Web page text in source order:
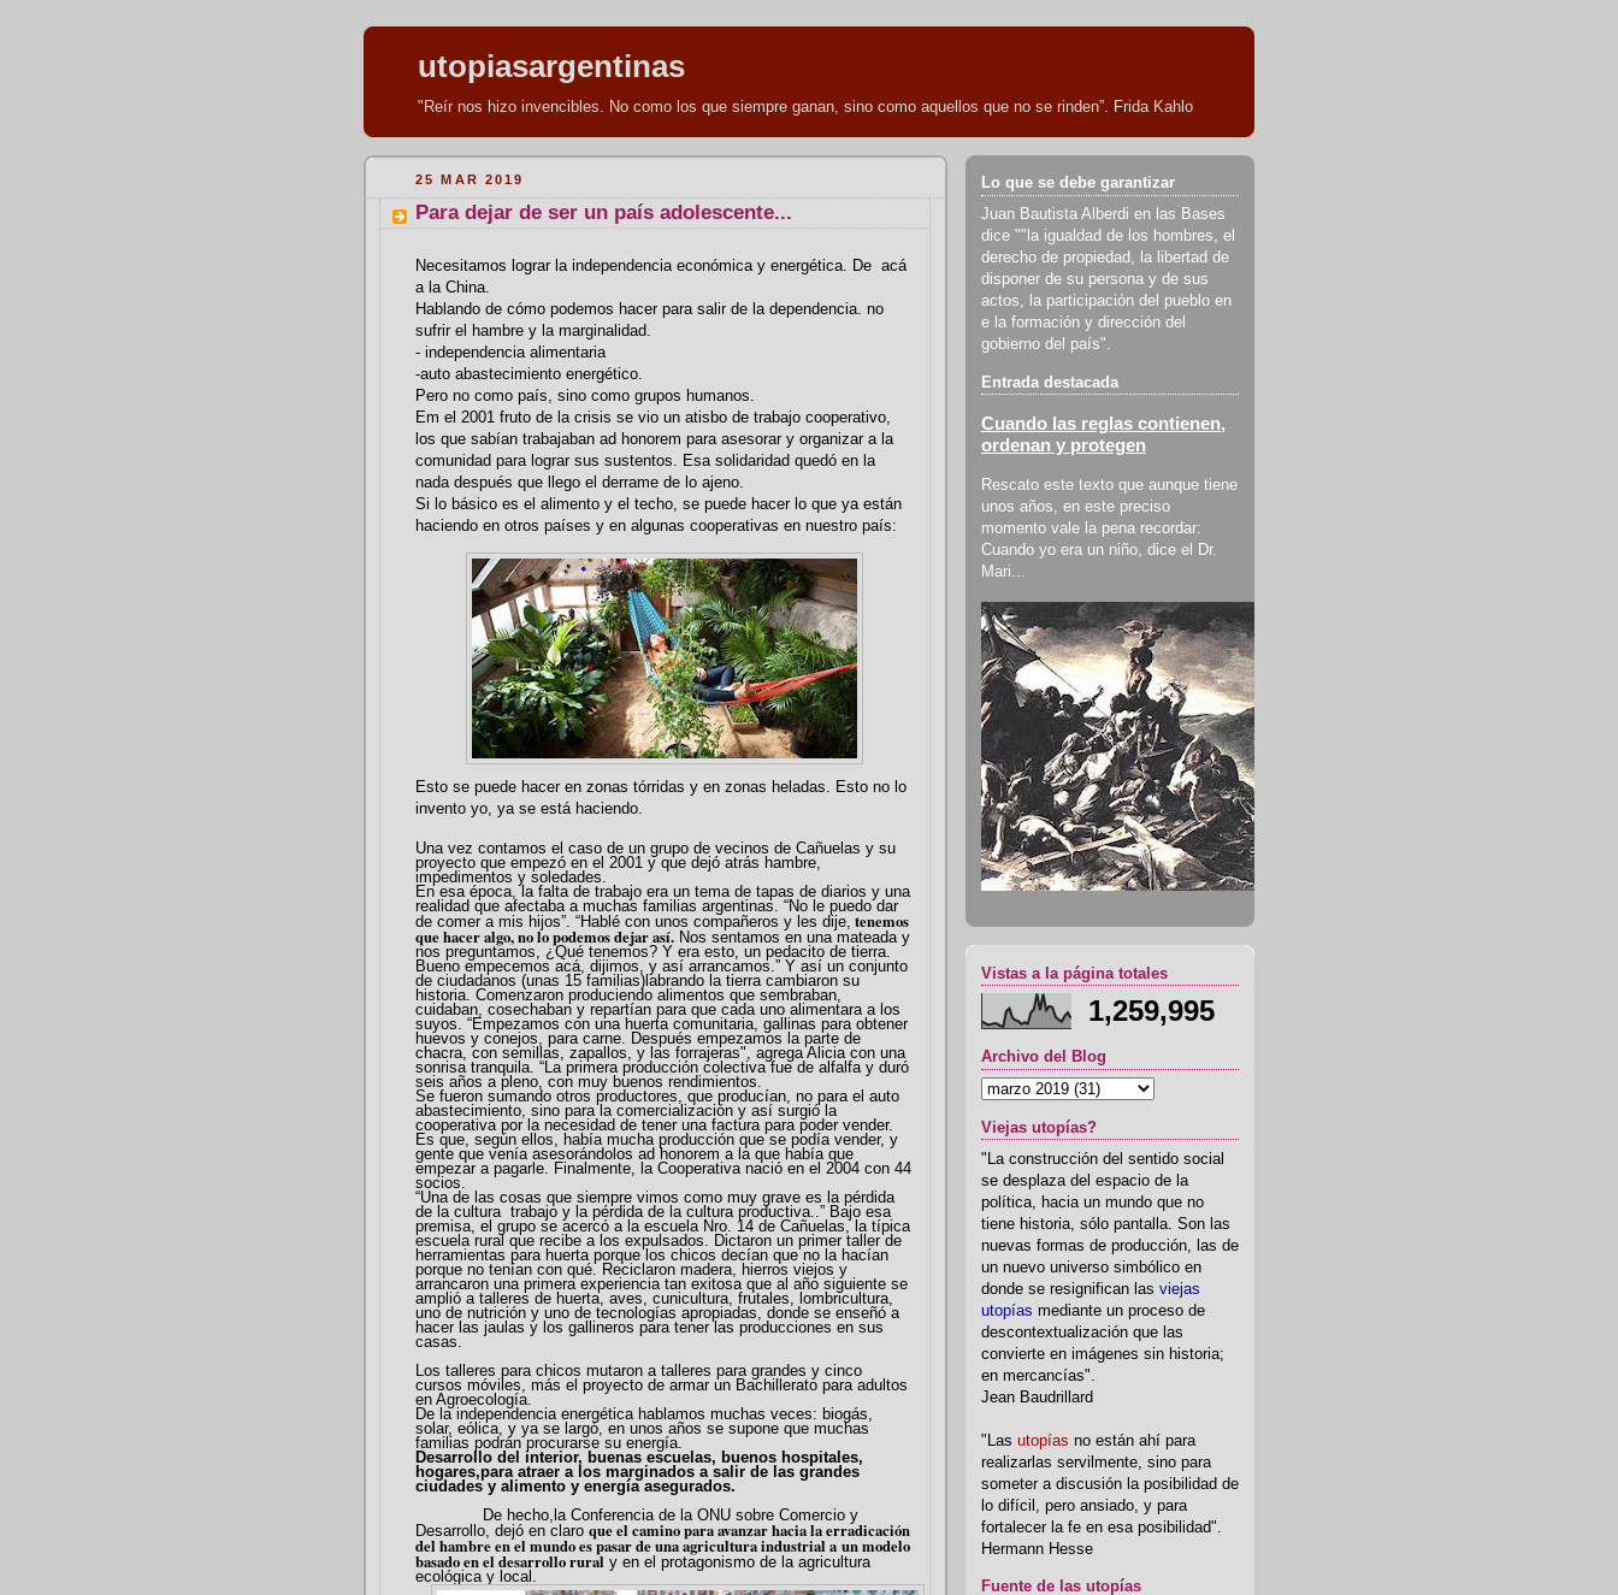
utopiasargentinas
"Reír nos hizo invencibles. No como los que siempre ganan, sino como aquellos que no se rinden”. Frida Kahlo
25 MAR 2019
Para dejar de ser un país adolescente...
Necesitamos lograr la independencia económica y energética. De acá
a la China.
Hablando de cómo podemos hacer para salir de la dependencia. no
sufrir el hambre y la marginalidad.
- independencia alimentaria
-auto abastecimiento energético.
Pero no como país, sino como grupos humanos.
Em el 2001 fruto de la crisis se vio un atisbo de trabajo cooperativo,
los que sabían trabajaban ad honorem para asesorar y organizar a la
comunidad para lograr sus sustentos. Esa solidaridad quedó en la
nada después que llego el derrame de lo ajeno.
Si lo básico es el alimento y el techo, se puede hacer lo que ya están
haciendo en otros países y en algunas cooperativas en nuestro país:
Esto se puede hacer en zonas tórridas y en zonas heladas. Esto no lo
invento yo, ya se está haciendo.
Una vez contamos el caso de un grupo de vecinos de Cañuelas y su
proyecto que empezó en el 2001 y que dejó atrás hambre,
impedimentos y soledades.
En esa época, la falta de trabajo era un tema de tapas de diarios y una
realidad que afectaba a muchas familias argentinas. “No le puedo dar
de comer a mis hijos”. “Hablé con unos compañeros y les dije, tenemos
que hacer algo, no lo podemos dejar así. Nos sentamos en una mateada y
nos preguntamos, ¿Qué tenemos? Y era esto, un pedacito de tierra.
Bueno empecemos acá, dijimos, y así arrancamos.” Y así un conjunto
de ciudadanos (unas 15 familias)labrando la tierra cambiaron su
historia. Comenzaron produciendo alimentos que sembraban,
cuidaban, cosechaban y repartían para que cada uno alimentara a los
suyos. “Empezamos con una huerta comunitaria, gallinas para obtener
huevos y conejos, para carne. Después empezamos la parte de
chacra, con semillas, zapallos, y las forrajeras", agrega Alicia con una
sonrisa tranquila. “La primera producción colectiva fue de alfalfa y duró
seis años a pleno, con muy buenos rendimientos.
Se fueron sumando otros productores, que producían, no para el auto
abastecimiento, sino para la comercialización y así surgió la
cooperativa por la necesidad de tener una factura para poder vender.
Es que, según ellos, había mucha producción que se podía vender, y
gente que venía asesorándolos ad honorem a la que había que
empezar a pagarle. Finalmente, la Cooperativa nació en el 2004 con 44
socios.
“Una de las cosas que siempre vimos como muy grave es la pérdida
de la cultura trabajo y la pérdida de la cultura productiva..” Bajo esa
premisa, el grupo se acercó a la escuela Nro. 14 de Cañuelas, la típica
escuela rural que recibe a los expulsados. Dictaron un primer taller de
herramientas para huerta porque los chicos decían que no la hacían
porque no tenían con qué. Reciclaron madera, hierros viejos y
arrancaron una primera experiencia tan exitosa que al año siguiente se
amplió a talleres de huerta, aves, cunicultura, frutales, lombricultura,
uno de nutrición y uno de tecnologías apropiadas, donde se enseñó a
hacer las jaulas y los gallineros para tener las producciones en sus
casas.
Los talleres para chicos mutaron a talleres para grandes y cinco
cursos móviles, más el proyecto de armar un Bachillerato para adultos
en Agroecología.
De la independencia energética hablamos muchas veces: biogás,
solar, eólica, y ya se largó, en unos años se supone que muchas
familias podrán procurarse su energía.
Desarrollo del interior, buenas escuelas, buenos hospitales,
hogares,para atraer a los marginados a salir de las grandes
ciudades y alimento y energía asegurados.
De hecho,la Conferencia de la ONU sobre Comercio y
Desarrollo, dejó en claro que el camino para avanzar hacia la erradicación
del hambre en el mundo es pasar de una agricultura industrial a un modelo
basado en el desarrollo rural y en el protagonismo de la agricultura
ecológica y local.
Lo que se debe garantizar
Juan Bautista Alberdi en las Bases
dice ""la igualdad de los hombres, el
derecho de propiedad, la libertad de
disponer de su persona y de sus
actos, la participación del pueblo en
e la formación y dirección del
gobierno del país".
Entrada destacada
Cuando las reglas contienen,
ordenan y protegen
Rescato este texto que aunque tiene
unos años, en este preciso
momento vale la pena recordar:
Cuando yo era un niño, dice el Dr.
Mari...
Vistas a la página totales
1,259,995
Archivo del Blog
Viejas utopías?
"La construcción del sentido social
se desplaza del espacio de la
política, hacia un mundo que no
tiene historia, sólo pantalla. Son las
nuevas formas de producción, las de
un nuevo universo simbólico en
donde se resignifican las viejas
utopías mediante un proceso de
descontextualización que las
convierte en imágenes sin historia;
en mercancías".
Jean Baudrillard
"Las utopías no están ahí para
realizarlas servilmente, sino para
someter a discusión la posibilidad de
lo difícil, pero ansiado, y para
fortalecer la fe en esa posibilidad".
Hermann Hesse
Fuente de las utopías